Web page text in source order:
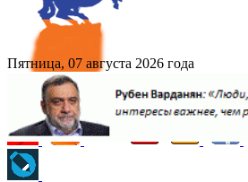
Пятница, 07 августа 2026 года